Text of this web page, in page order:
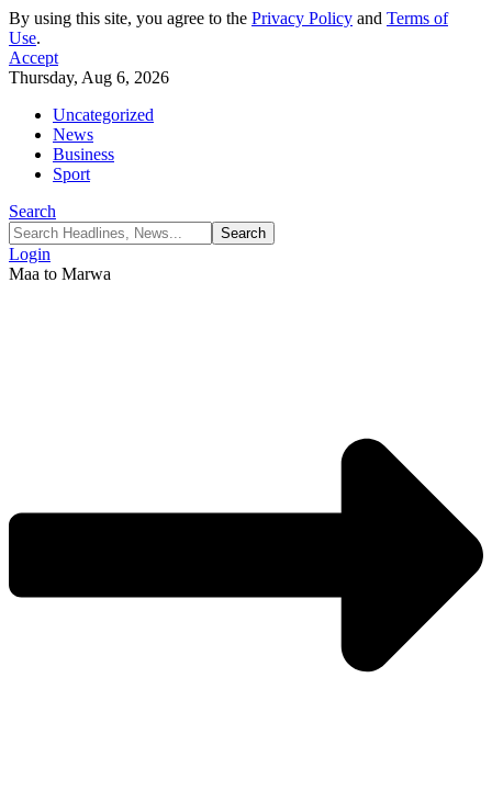
By using this site, you agree to the Privacy Policy and Terms of
Use.
Accept
Thursday, Aug 6, 2026
Uncategorized
News
Business
Sport
Search
Login
Maa to Marwa